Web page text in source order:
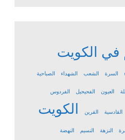
في الكويت
السرة الشعب الشهداء الصباحية
العيون الفحيحيل الفردوس
القادسية القرين الكويت
النزهة النسيم النهضة